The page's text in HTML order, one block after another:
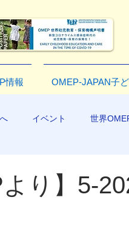
情報 OMEP-JAPAN子
イベント 世界
より】5-